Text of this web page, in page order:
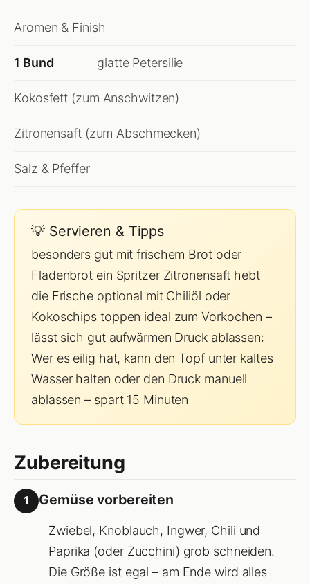
Aromen & Finish
1 Bund glatte Petersilie
Kokosfett (zum Anschwitzen)
Zitronensaft (zum Abschmecken)
Salz & Pfeffer
💡 Servieren & Tipps
besonders gut mit frischem Brot oder
Fladenbrot ein Spritzer Zitronensaft hebt
die Frische optional mit Chiliöl oder
Kokoschips toppen ideal zum Vorkochen –
lässt sich gut aufwärmen Druck ablassen:
Wer es eilig hat, kann den Topf unter kaltes
Wasser halten oder den Druck manuell
ablassen – spart 15 Minuten
Zubereitung
1 Gemüse vorbereiten
Zwiebel, Knoblauch, Ingwer, Chili und
Paprika (oder Zucchini) grob schneiden.
Die Größe ist egal – am Ende wird alles